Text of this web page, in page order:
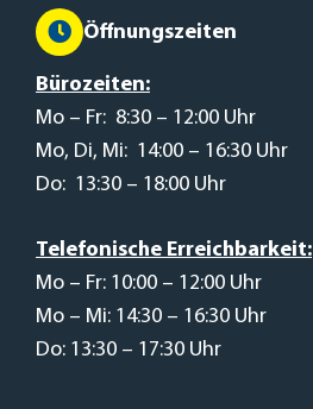
Öffnungszeiten
Bürozeiten:
Mo – Fr: 8:30 – 12:00 Uhr
Mo, Di, Mi: 14:00 – 16:30 Uhr
Do: 13:30 – 18:00 Uhr
Telefonische Erreichbarkeit:
Mo – Fr: 10:00 – 12:00 Uhr
Mo – Mi: 14:30 – 16:30 Uhr
Do: 13:30 – 17:30 Uhr